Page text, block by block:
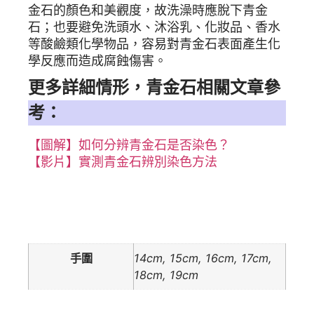
金石的顏色和美觀度，故洗澡時應脫下青金
石；也要避免洗頭水、沐浴乳、化妝品、香水
等酸鹼類化學物品，容易對青金石表面產生化
學反應而造成腐蝕傷害。
更多詳細情形，青金石相關文章參
考：
【圖解】如何分辨青金石是否染色？
【影片】實測青金石辨別染色方法
手圍
14cm, 15cm, 16cm, 17cm,
18cm, 19cm